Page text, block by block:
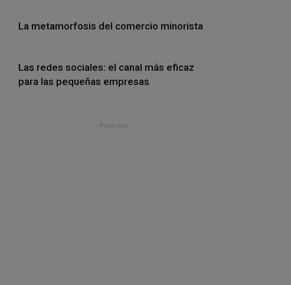
La metamorfosis del comercio minorista
Las redes sociales: el canal más eficaz
para las pequeñas empresas
- Publicidad -